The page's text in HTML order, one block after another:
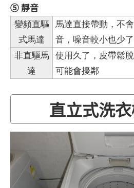
⑤ 靜音
變頻直驅
式馬達
馬達直接帶動，不
音，噪音較小也少
非直驅馬
達
使用久了，皮帶鬆
可能會擾鄰
直立式洗